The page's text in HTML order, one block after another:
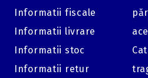
Informatii fiscale
Informatii livrare
Informatii stoc
Informatii retur